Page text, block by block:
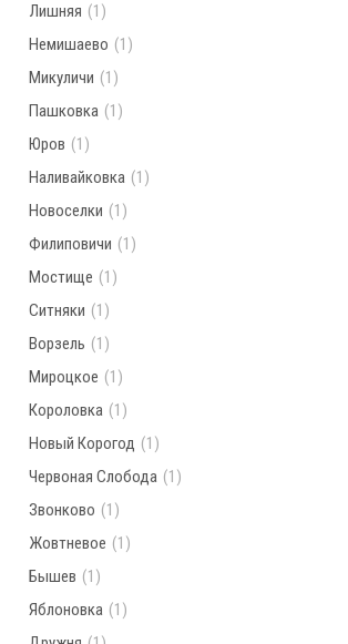
Лишняя (1)
Немишаево (1)
Микуличи (1)
Пашковка (1)
Юров (1)
Наливайковка (1)
Новоселки (1)
Филиповичи (1)
Мостище (1)
Ситняки (1)
Ворзель (1)
Мироцкое (1)
Короловка (1)
Новый Корогод (1)
Червоная Слобода (1)
Звонково (1)
Жовтневое (1)
Бышев (1)
Яблоновка (1)